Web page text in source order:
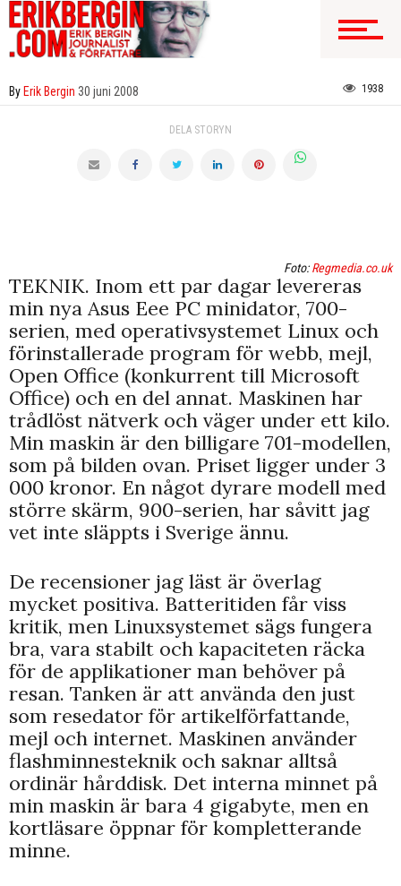
By Erik Bergin 30 juni 2008 1938
DELA STORYN
Foto:Regmedia.co.uk
TEKNIK. Inom ett par dagar levereras
min nya Asus Eee PC minidator, 700-
serien, med operativsystemet Linux och
förinstallerade program för webb, mejl,
Open Office (konkurrent till Microsoft
Office) och en del annat. Maskinen har
trådlöst nätverk och väger under ett kilo.
Min maskin är den billigare 701-modellen,
som på bilden ovan. Priset ligger under 3
000 kronor. En något dyrare modell med
större skärm, 900-serien, har såvitt jag
vet inte släppts i Sverige ännu.
De recensioner jag läst är överlag
mycket positiva. Batteritiden får viss
kritik, men Linuxsystemet sägs fungera
bra, vara stabilt och kapaciteten räcka
för de applikationer man behöver på
resan. Tanken är att använda den just
som resedator för artikelförfattande,
mejl och internet. Maskinen använder
flashminnesteknik och saknar alltså
ordinär hårddisk. Det interna minnet på
min maskin är bara 4 gigabyte, men en
kortläsare öppnar för kompletterande
minne.